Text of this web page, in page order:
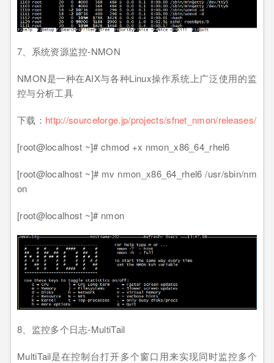
7、系统资源监控-NMON
NMON是一种在AIX与各种Linux操作系统上广泛使用的监
控与分析工具
下载： http://sourceforge.jp/projects/sfnet_nmon/releases/
[root@localhost ~]# chmod +x nmon_x86_64_rhel6
[root@localhost ~]# mv nmon_x86_64_rhel6 /usr/sbin/nm
on
[root@localhost ~]# nmon
8、监控多个日志-MultiTail
MultiTail是在控制台打开多个窗口用来实现同时监控多个